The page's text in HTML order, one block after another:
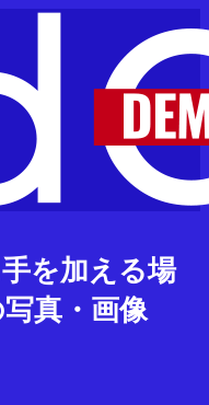
を加える場
真・画像